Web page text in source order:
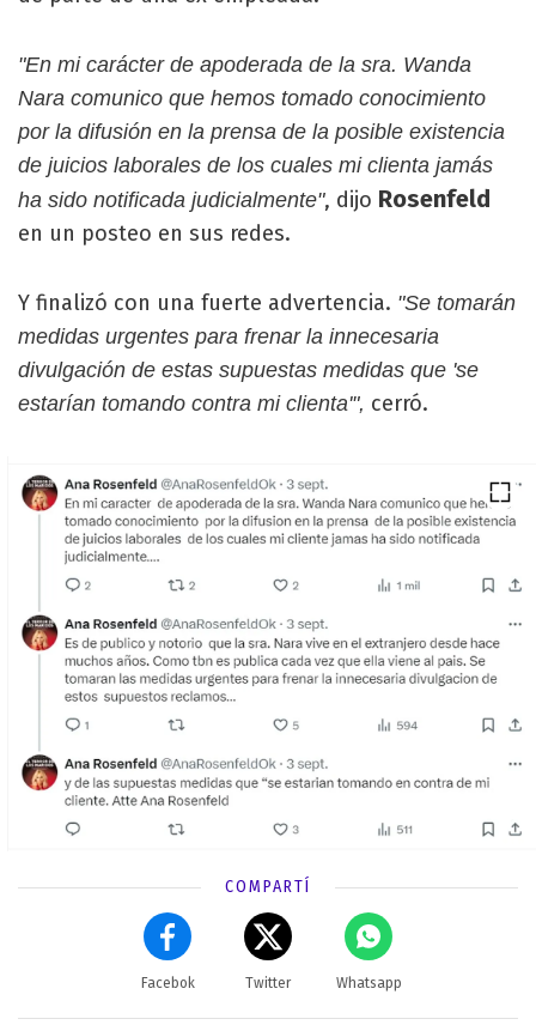
"En mi carácter de apoderada de la sra. Wanda
Nara comunico que hemos tomado conocimiento
por la difusión en la prensa de la posible existencia
de juicios laborales de los cuales mi clienta jamás
ha sido notificada judicialmente", dijo Rosenfeld
en un posteo en sus redes.
Y finalizó con una fuerte advertencia. "Se tomarán
medidas urgentes para frenar la innecesaria
divulgación de estas supuestas medidas que 'se
estarían tomando contra mi clienta'", cerró.
COMPARTÍ
Facebok Twitter Whatsapp